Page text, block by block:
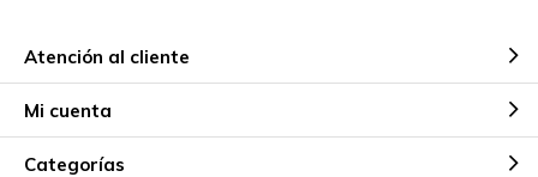
Atención al cliente
Mi cuenta
Categorías